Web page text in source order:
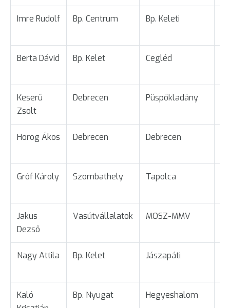
Imre Rudolf Bp. Centrum Bp. Keleti
Berta Dávid Bp. Kelet Cegléd
Keserű
Zsolt
Debrecen Püspökladány
Horog Ákos Debrecen Debrecen
Gróf Károly Szombathely Tapolca
Jakus
Dezső
Vasútvállalatok MOSZ-MMV
Nagy Attila Bp. Kelet Jászapáti
Kaló
Bp. Nyugat Hegyeshalom